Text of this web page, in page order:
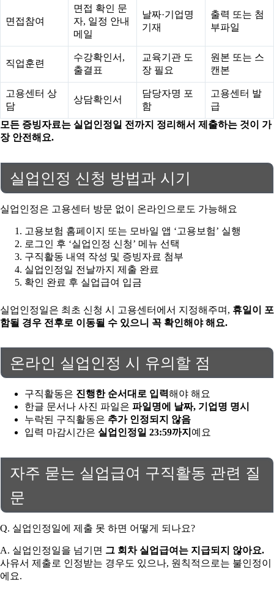
면접참여
면접 확인 문
자, 일정 안내
메일
날짜·기업명
기재
출력 또는 첨
부파일
직업훈련
수강확인서,
출결표
교육기관 도
장 필요
원본 또는 스
캔본
고용센터 상
담
상담확인서
담당자명 포
함
고용센터 발
급
모든 증빙자료는 실업인정일 전까지 정리해서 제출하는 것이 가
장 안전해요.
실업인정 신청 방법과 시기
실업인정은 고용센터 방문 없이 온라인으로도 가능해요
고용보험 홈페이지 또는 모바일 앱 ‘고용보험’ 실행
로그인 후 ‘실업인정 신청’ 메뉴 선택
구직활동 내역 작성 및 증빙자료 첨부
실업인정일 전날까지 제출 완료
확인 완료 후 실업급여 입금
실업인정일은 최초 신청 시 고용센터에서 지정해주며, 휴일이 포
함될 경우 전후로 이동될 수 있으니 꼭 확인해야 해요.
온라인 실업인정 시 유의할 점
구직활동은 진행한 순서대로 입력해야 해요
한글 문서나 사진 파일은 파일명에 날짜, 기업명 명시
누락된 구직활동은 추가 인정되지 않음
입력 마감시간은 실업인정일 23:59까지 예요
자주 묻는 실업급여 구직활동 관련 질
문
Q. 실업인정일에 제출 못 하면 어떻게 되나요?
A. 실업인정일을 넘기면 그 회차 실업급여는 지급되지 않아요.
사유서 제출로 인정받는 경우도 있으나, 원칙적으로는 불인정이
에요.